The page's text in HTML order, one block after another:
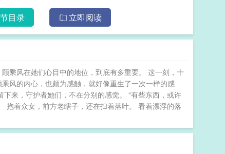
目录 立即阅读
乘风在她们心目中的地位，到底有多重要。 这一刻，十
风的内心，也颇为感触，就好像重生了一次一样的感
来，守护者她们，不在分别的感觉。 “有些东西，或许
抱着众女，前方老瞎子，还在扫着落叶。 看着漂浮的落